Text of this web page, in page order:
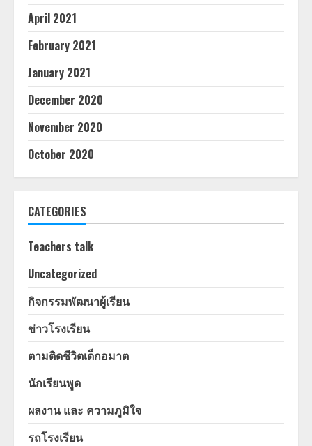
April 2021
February 2021
January 2021
December 2020
November 2020
October 2020
CATEGORIES
Teachers talk
Uncategorized
กิจกรรมพัฒนาผู้เรียน
ข่าวโรงเรียน
ตามติดชีวิตเด็กอมาต
นักเรียนพูด
ผลงาน และ ความภูมิใจ
รถโรงเรียน